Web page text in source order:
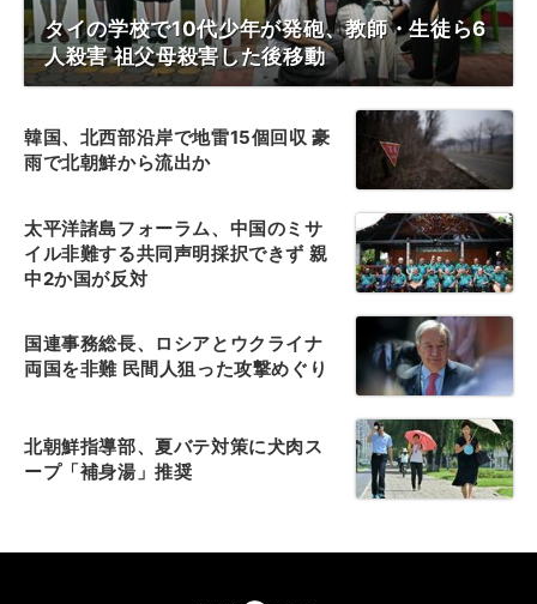
タイの学校で10代少年が発砲、教師・生徒ら6
人殺害 祖父母殺害した後移動
韓国、北西部沿岸で地雷15個回収 豪
雨で北朝鮮から流出か
太平洋諸島フォーラム、中国のミサ
イル非難する共同声明採択できず 親
中2か国が反対
国連事務総長、ロシアとウクライナ
両国を非難 民間人狙った攻撃めぐり
北朝鮮指導部、夏バテ対策に犬肉ス
ープ「補身湯」推奨